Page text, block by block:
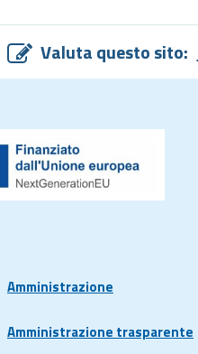
Valuta questo sito:
Amministrazione
Amministrazione trasparente